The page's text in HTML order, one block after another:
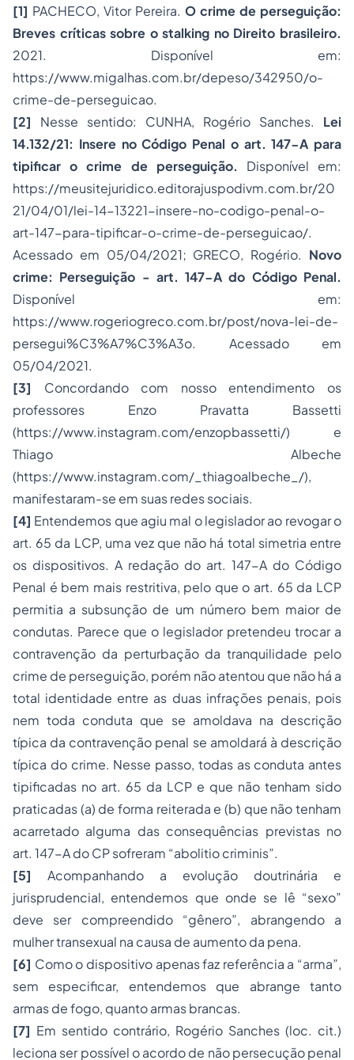
[1] PACHECO, Vitor Pereira. O crime de perseguição:
Breves críticas sobre o stalking no Direito brasileiro.
2021. Disponível em:
https://www.migalhas.com.br/depeso/342950/o-
crime-de-perseguicao.
[2] Nesse sentido: CUNHA, Rogério Sanches. Lei
14.132/21: Insere no Código Penal o art. 147-A para
tipificar o crime de perseguição. Disponível em:
https://meusitejuridico.editorajuspodivm.com.br/20
21/04/01/lei-14-13221-insere-no-codigo-penal-o-
art-147-para-tipificar-o-crime-de-perseguicao/.
Acessado em 05/04/2021; GRECO, Rogério. Novo
crime: Perseguição - art. 147-A do Código Penal.
Disponível em:
https://www.rogeriogreco.com.br/post/nova-lei-de-
persegui%C3%A7%C3%A3o. Acessado em
05/04/2021.
[3] Concordando com nosso entendimento os
professores Enzo Pravatta Bassetti
(https://www.instagram.com/enzopbassetti/) e
Thiago Albeche
(https://www.instagram.com/_thiagoalbeche_/),
manifestaram-se em suas redes sociais.
[4] Entendemos que agiu mal o legislador ao revogar o
art. 65 da LCP, uma vez que não há total simetria entre
os dispositivos. A redação do art. 147-A do Código
Penal é bem mais restritiva, pelo que o art. 65 da LCP
permitia a subsunção de um número bem maior de
condutas. Parece que o legislador pretendeu trocar a
contravenção da perturbação da tranquilidade pelo
crime de perseguição, porém não atentou que não há a
total identidade entre as duas infrações penais, pois
nem toda conduta que se amoldava na descrição
típica da contravenção penal se amoldará à descrição
típica do crime. Nesse passo, todas as conduta antes
tipificadas no art. 65 da LCP e que não tenham sido
praticadas (a) de forma reiterada e (b) que não tenham
acarretado alguma das consequências previstas no
art. 147-A do CP sofreram “abolitio criminis”.
[5] Acompanhando a evolução doutrinária e
jurisprudencial, entendemos que onde se lê “sexo”
deve ser compreendido “gênero”, abrangendo a
mulher transexual na causa de aumento da pena.
[6] Como o dispositivo apenas faz referência a “arma”,
sem especificar, entendemos que abrange tanto
armas de fogo, quanto armas brancas.
[7] Em sentido contrário, Rogério Sanches (loc. cit.)
leciona ser possível o acordo de não persecução penal